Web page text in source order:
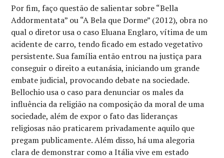
Por fim, faço questão de salientar sobre “Bella
Addormentata” ou “A Bela que Dorme” (2012), obra no
qual o diretor usa o caso Eluana Englaro, vítima de um
acidente de carro, tendo ficado em estado vegetativo
persistente. Sua família então entrou na justiça para
conseguir o direito a eutanásia, iniciando um grande
embate judicial, provocando debate na sociedade.
Bellochio usa o caso para denunciar os males da
influência da religião na composição da moral de uma
sociedade, além de expor o fato das lideranças
religiosas não praticarem privadamente aquilo que
pregam publicamente. Além disso, há uma alegoria
clara de demonstrar como a Itália vive em estado